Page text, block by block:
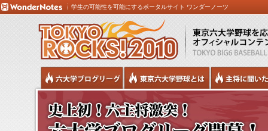
学生の可能性を可能にするポータルサイト ワンダーノーツ